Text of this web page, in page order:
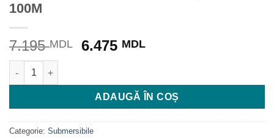
100M
7.195MDL
Prețul
fost:
7.195 MDL.
6.475 MDLPrețul
6.475 MDL.
Cantitate POMPA SUBMERSIBILA DAB, IDEA 100M
ADAUGĂ ÎN COȘ
Categorie: Submersibile